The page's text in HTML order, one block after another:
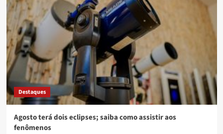
Destaques
Agosto terá dois eclipses; saiba como assistir aos
fenômenos